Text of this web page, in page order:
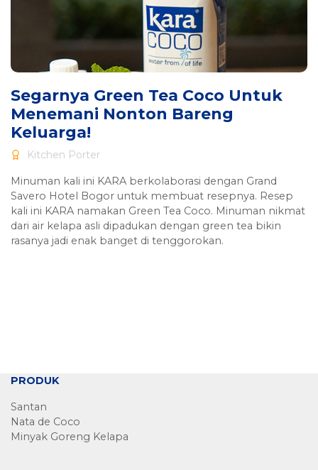
Segarnya Green Tea Coco Untuk
Menemani Nonton Bareng
Keluarga!
Kitchen Porter
Minuman kali ini KARA berkolaborasi dengan Grand
Savero Hotel Bogor untuk membuat resepnya. Resep
kali ini KARA namakan Green Tea Coco. Minuman nikmat
dari air kelapa asli dipadukan dengan green tea bikin
rasanya jadi enak banget di tenggorokan.
PRODUK
Santan
Nata de Coco
Minyak Goreng Kelapa